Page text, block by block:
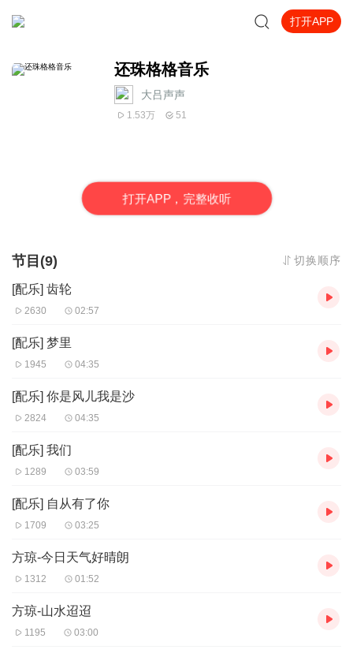
打开APP
还珠格格音乐
大吕声声
1.53万 51
打开APP，完整收听
节目(9) 切换顺序
[配乐] 齿轮
2630 02:57
[配乐] 梦里
1945 04:35
[配乐] 你是风儿我是沙
2824 04:35
[配乐] 我们
1289 03:59
[配乐] 自从有了你
1709 03:25
方琼-今日天气好晴朗
1312 01:52
方琼-山水迢迢
1195 03:00